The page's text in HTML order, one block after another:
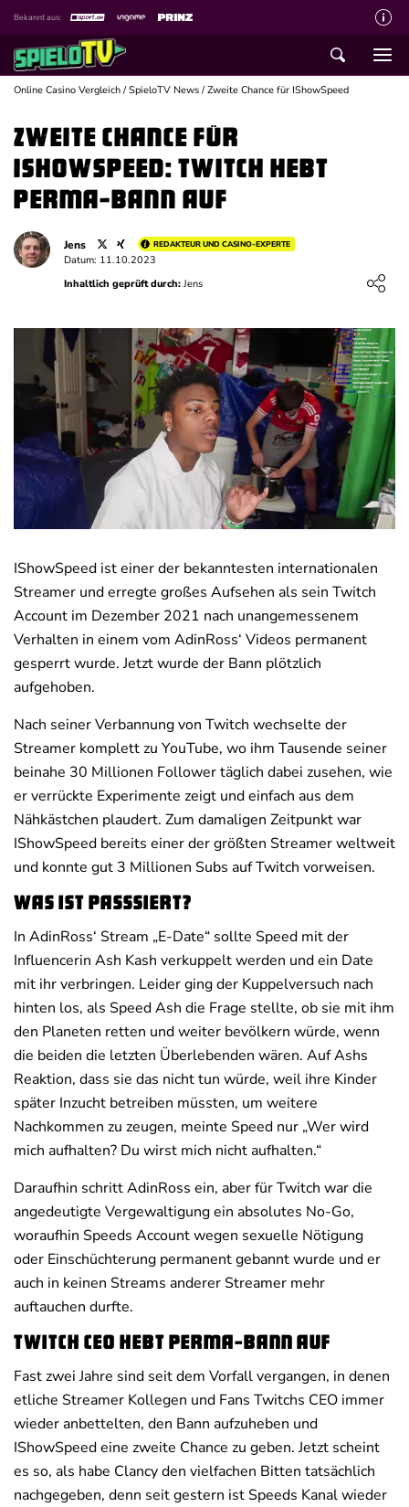
Bekannt aus:
Über spieloTV
Wie wir bewerten
Die SpieloTV Crew
Datenschutzerklärung
Haftungsausschluss für Inhalte
Schreiber gesucht
Kontakt mit spieloTV
Deals News
Online Casino Vergleich /SpieloTV News /Zweite Chance für IShowSpeed
Zweite Chance für
IShowSpeed: Twitch hebt
Perma-Bann auf
Jens REDAKTEUR UND CASINO-EXPERTE
Loading ...
Datum: 11.10.2023
Inhaltlich geprüft durch: Jens
IShowSpeed ist einer der bekanntesten internationalen
Streamer und erregte großes Aufsehen als sein Twitch
Account im Dezember 2021 nach unangemessenem
Verhalten in einem vom AdinRoss‘ Videos permanent
gesperrt wurde. Jetzt wurde der Bann plötzlich
aufgehoben.
Nach seiner Verbannung von Twitch wechselte der
Streamer komplett zu YouTube, wo ihm Tausende seiner
beinahe 30 Millionen Follower täglich dabei zusehen, wie
er verrückte Experimente zeigt und einfach aus dem
Nähkästchen plaudert. Zum damaligen Zeitpunkt war
IShowSpeed bereits einer der größten Streamer weltweit
und konnte gut 3 Millionen Subs auf Twitch vorweisen.
Was ist passsiert?
In AdinRoss‘ Stream „E-Date“ sollte Speed mit der
Influencerin Ash Kash verkuppelt werden und ein Date
mit ihr verbringen. Leider ging der Kuppelversuch nach
hinten los, als Speed Ash die Frage stellte, ob sie mit ihm
den Planeten retten und weiter bevölkern würde, wenn
die beiden die letzten Überlebenden wären. Auf Ashs
Reaktion, dass sie das nicht tun würde, weil ihre Kinder
später Inzucht betreiben müssten, um weitere
Nachkommen zu zeugen, meinte Speed nur „Wer wird
mich aufhalten? Du wirst mich nicht aufhalten.“
Daraufhin schritt AdinRoss ein, aber für Twitch war die
angedeutigte Vergewaltigung ein absolutes No-Go,
woraufhin Speeds Account wegen sexuelle Nötigung
oder Einschüchterung permanent gebannt wurde und er
auch in keinen Streams anderer Streamer mehr
auftauchen durfte.
Twitch CEO hebt Perma-Bann auf
Fast zwei Jahre sind seit dem Vorfall vergangen, in denen
etliche Streamer Kollegen und Fans Twitchs CEO immer
wieder anbettelten, den Bann aufzuheben und
IShowSpeed eine zweite Chance zu geben. Jetzt scheint
es so, als habe Clancy den vielfachen Bitten tatsächlich
nachgegeben, denn seit gestern ist Speeds Kanal wieder